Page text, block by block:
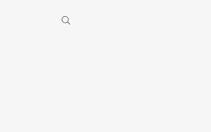
休業のお知らせ